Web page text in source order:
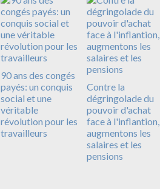
90 ans des congés
payés: un conquis
social et une
véritable
révolution pour les
travailleurs
Contre la
dégringolade du
pouvoir d'achat
face à l'inflantion,
augmentons les
salaires et les
pensions